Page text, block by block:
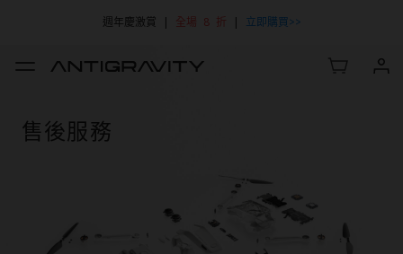
週年慶激賞 | 全場 8 折 | 立即購買>>
售後服務